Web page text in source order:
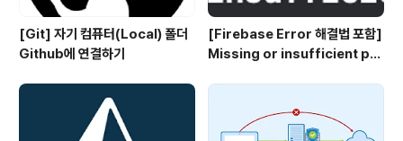
[Git] 자기 컴퓨터(Local) 폴더
Github에 연결하기
[Firebase Error 해결법 포함]
Missing or insufficient per